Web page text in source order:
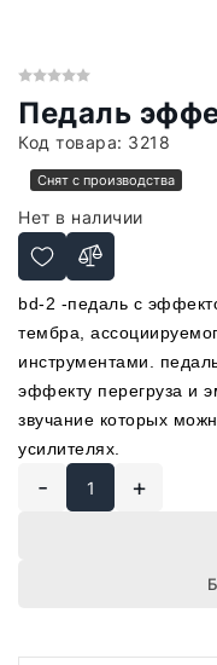
Педаль
Код товара: 3218
Снят с производства
Нет в наличии
bd-2 -педаль с
тембра,
инструментами.
эффекту перегруза и
звучание которых
усилителях.
- +